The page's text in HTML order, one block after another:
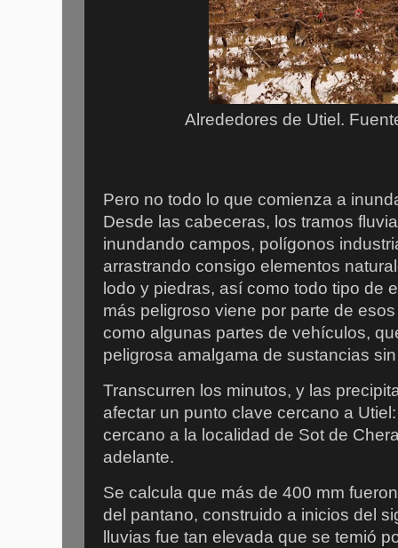
Alrededores de Utiel.
Pero no todo lo que comienza a
Desde las cabeceras, los tramos
inundando campos, polígonos
arrastrando consigo elementos
lodo y piedras, así como todo tipo de
más peligroso viene por parte de
como algunas partes de vehículos,
peligrosa amalgama de sustancias
Transcurren los minutos, y las
afectar un punto clave cercano a
cercano a la localidad de Sot de
adelante.
Se calcula que más de 400 mm
del pantano, construido a inicios del
lluvias fue tan elevada que se temió